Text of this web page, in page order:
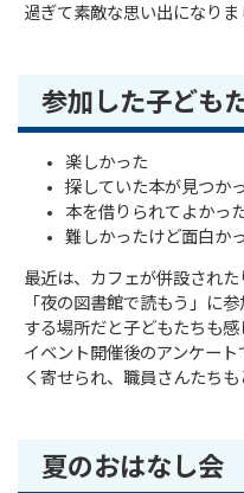
過ぎて素敵な思い出になりま
参加した子ども
楽しかった
探していた本が見つか
本を借りられてよかっ
難しかったけど面白か
最近は、カフェが併設された
「夜の図書館で読もう」に
する場所だと子どもたちも感
イベント開催後のアンケー
く寄せられ、職員さんたちも
夏のおはなし会